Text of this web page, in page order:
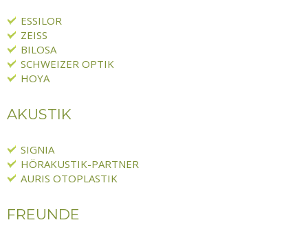
ESSILOR
ZEISS
BILOSA
SCHWEIZER OPTIK
HOYA
AKUSTIK
SIGNIA
HÖRAKUSTIK-PARTNER
AURIS OTOPLASTIK
FREUNDE